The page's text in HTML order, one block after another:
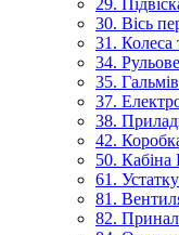
29.
30. Вісь
31. Колеса
34.
35.
37.
38.
42.
50.
61.
81.
82.